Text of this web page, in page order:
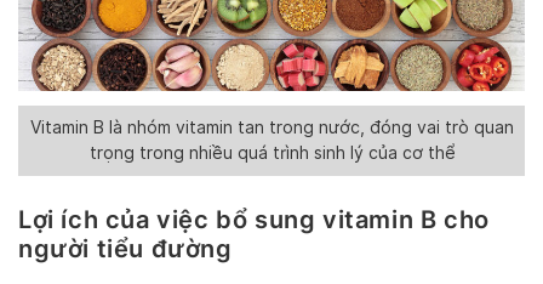
Vitamin B là nhóm vitamin tan trong nước, đóng vai trò quan
trọng trong nhiều quá trình sinh lý của cơ thể
Lợi ích của việc bổ sung vitamin B cho
người tiểu đường